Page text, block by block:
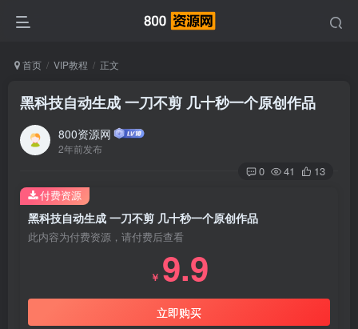
首页 VIP教程 正文
黑科技自动生成 一刀不剪 几十秒一个原创作品
800资源网
2年前发布
0 41 13
黑科技自动生成 一刀不剪 几十秒一个原创作品
此内容为付费资源，请付费后查看
￥ 9.9
立即购买
付费资源